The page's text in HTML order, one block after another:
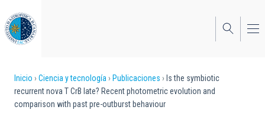
al
contenido
principal
Sobrescribir
enlaces
Inicio Ciencia y tecnología Publicaciones
Is the symbiotic
recurrent nova T CrB late? Recent photometric evolution and
comparison with past pre-outburst behaviour